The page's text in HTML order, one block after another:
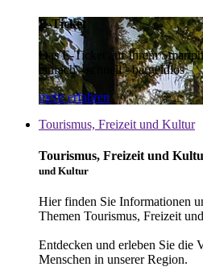
E-Ticket
Das E-Ticket auf Ihrem
einfach - schnell - bargeldlos
mehr erfahren
Tourismus, Freizeit und Kultur
Tourismus, Freizeit und
und Kultur
Hier finden Sie Informationen
Themen Tourismus, Freizeit
Entdecken und erleben Sie
Menschen in unserer Region.